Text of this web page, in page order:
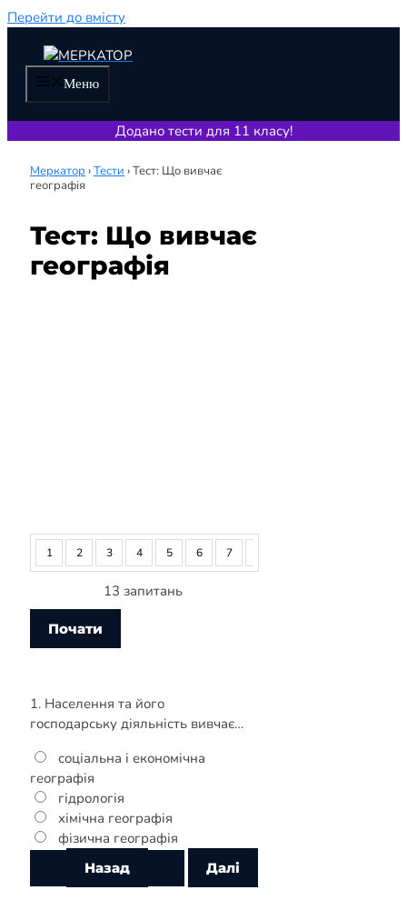
Перейти до вмісту
Меню
Додано тести для 11 класу!
Меркатор ›Тести ›Тест: Що вивчає
географія
Тест: Що вивчає
географія
1 2 3 4 5 6 7
13 запитань
1. Населення та його
господарську діяльність вивчає…
соціальна і економічна
географія
гідрологія
хімічна географія
фізична географія